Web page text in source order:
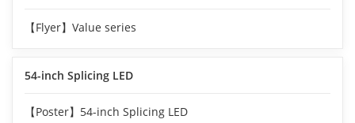
【Flyer】Value series
54-inch Splicing LED
【Poster】54-inch Splicing LED